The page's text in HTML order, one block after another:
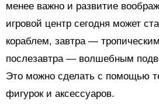
менее важно и развитие
игровой центр сегодня может
кораблем, завтра —
послезавтра — волшебным
Это можно сделать с помощью
фигурок и аксессуаров.